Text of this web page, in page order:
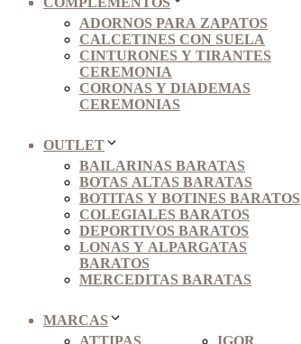
ADORNOS PARA ZAPATOS
CALCETINES CON SUELA
CINTURONES Y TIRANTES
CEREMONIA
CORONAS Y DIADEMAS
CEREMONIAS
OUTLET
BAILARINAS BARATAS
BOTAS ALTAS BARATAS
BOTITAS Y BOTINES BARATOS
COLEGIALES BARATOS
DEPORTIVOS BARATOS
LONAS Y ALPARGATAS
BARATOS
MERCEDITAS BARATAS
MARCAS